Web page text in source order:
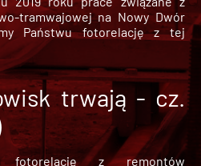
tramwajowej na Nowy Dwór
Państwu fotorelację z tej
trwają - cz.
fotorelację z remontów